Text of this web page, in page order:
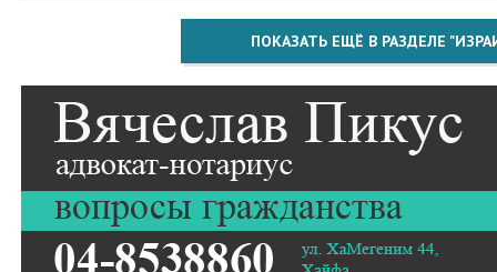
ПОКАЗАТЬ ЕЩЁ В РАЗДЕЛЕ